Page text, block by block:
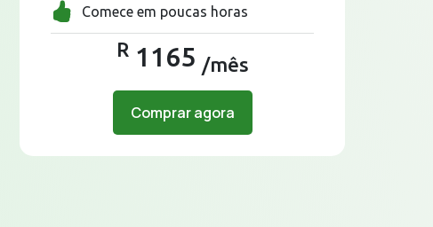
Comece em poucas horas
R1165 /mês
Comprar agora